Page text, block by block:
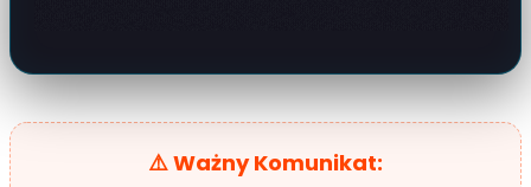
⚠️ Ważny Komunikat: